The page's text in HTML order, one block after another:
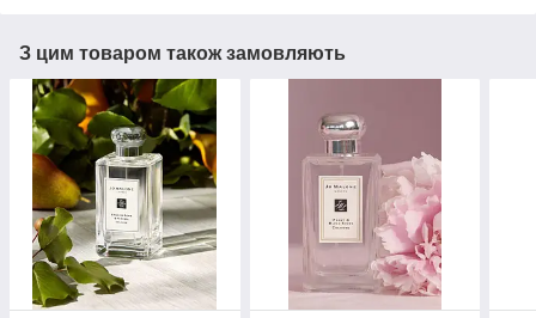
З цим товаром також замовляють